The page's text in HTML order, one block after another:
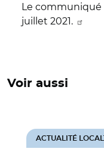
Le communiqué
juillet 2021.
Voir aussi
ACTUALITÉ